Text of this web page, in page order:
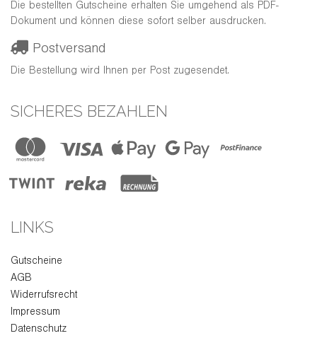
Die bestellten Gutscheine erhalten Sie umgehend als PDF-
Dokument und können diese sofort selber ausdrucken.
Postversand
Die Bestellung wird Ihnen per Post zugesendet.
SICHERES BEZAHLEN
LINKS
Gutscheine
AGB
Widerrufsrecht
Impressum
Datenschutz